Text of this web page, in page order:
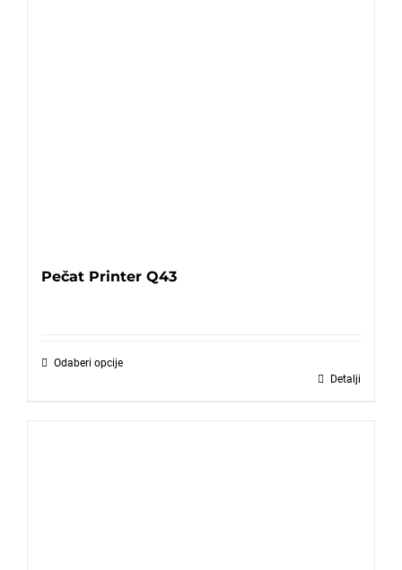
Pečat Printer Q43
Odaberi opcije
Detalji